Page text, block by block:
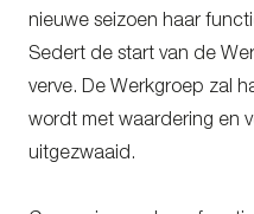
nieuwe seizoen haar
Sedert de start van de
verve. De Werkgroep zal
wordt met waardering en
uitgezwaaid.